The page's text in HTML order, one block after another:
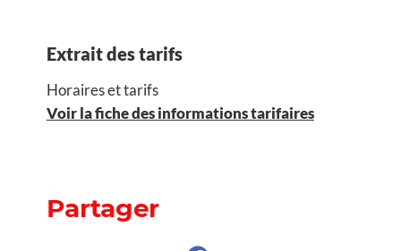
Extrait des tarifs
Horaires et tarifs
Voir la fiche des informations tarifaires
Partager